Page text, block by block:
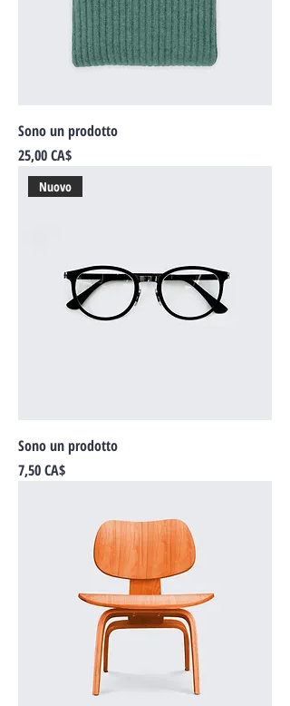
Sono un prodotto
Prezzo
25,00 CA$
Nuovo
Sono un prodotto
Prezzo
7,50 CA$